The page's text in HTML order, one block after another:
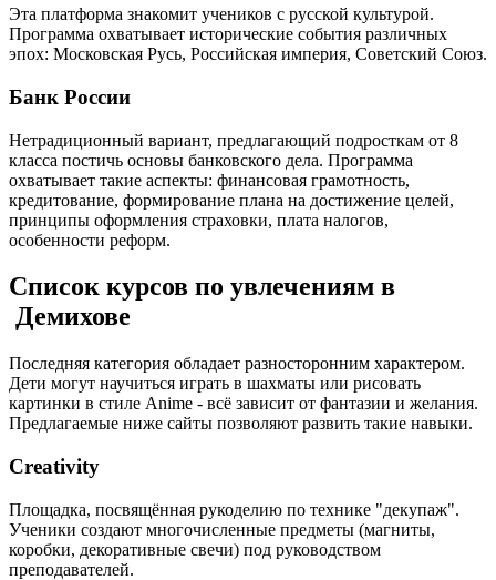
Эта платформа знакомит учеников с русской культурой.
Программа охватывает исторические события различных
эпох: Московская Русь, Российская империя, Советский Союз.
Банк России
Нетрадиционный вариант, предлагающий подросткам от 8
класса постичь основы банковского дела. Программа
охватывает такие аспекты: финансовая грамотность,
кредитование, формирование плана на достижение целей,
принципы оформления страховки, плата налогов,
особенности реформ.
Список курсов по увлечениям в
Демихове
Последняя категория обладает разносторонним характером.
Дети могут научиться играть в шахматы или рисовать
картинки в стиле Anime - всё зависит от фантазии и желания.
Предлагаемые ниже сайты позволяют развить такие навыки.
Creativity
Площадка, посвящённая рукоделию по технике "декупаж".
Ученики создают многочисленные предметы (магниты,
коробки, декоративные свечи) под руководством
преподавателей.